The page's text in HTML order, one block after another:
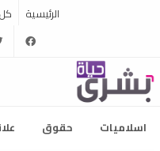
الرئيسية
اسلاميات حقوق